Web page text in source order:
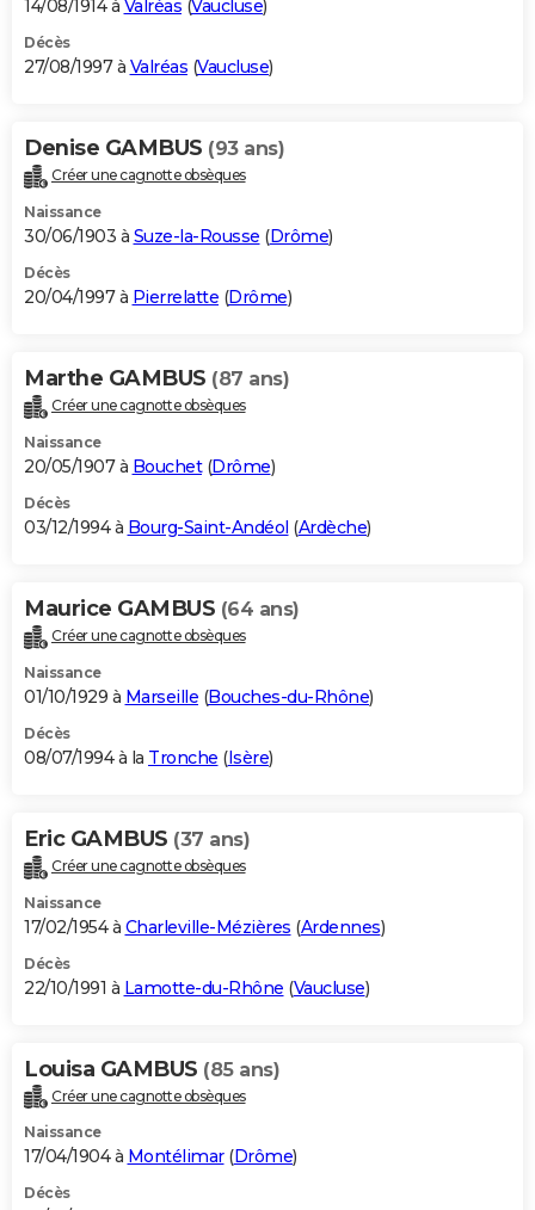
14/08/1914 à Valréas (Vaucluse)
Décès
27/08/1997 à Valréas (Vaucluse)
Denise GAMBUS (93 ans)
Créer une cagnotte obsèques
Naissance
30/06/1903 à Suze-la-Rousse (Drôme)
Décès
20/04/1997 à Pierrelatte (Drôme)
Marthe GAMBUS (87 ans)
Créer une cagnotte obsèques
Naissance
20/05/1907 à Bouchet(Drôme)
Décès
03/12/1994 à Bourg-Saint-Andéol (Ardèche)
Maurice GAMBUS (64 ans)
Créer une cagnotte obsèques
Naissance
01/10/1929 à Marseille (Bouches-du-Rhône)
Décès
08/07/1994 à la Tronche (Isère)
Eric GAMBUS (37 ans)
Créer une cagnotte obsèques
Naissance
17/02/1954 à Charleville-Mézières (Ardennes)
Décès
22/10/1991 à Lamotte-du-Rhône (Vaucluse)
Louisa GAMBUS (85 ans)
Créer une cagnotte obsèques
Naissance
17/04/1904 à Montélimar(Drôme)
Décès